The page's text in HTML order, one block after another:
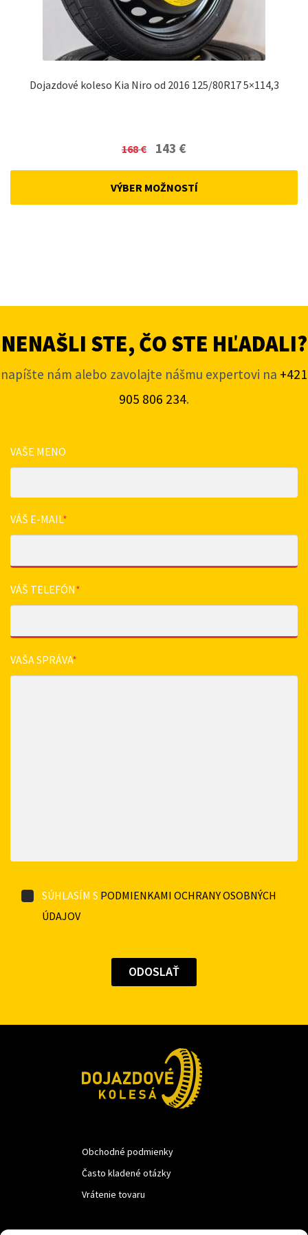
Dojazdové koleso Kia Niro od 2016 125/80R17 5×114,3
168€
Original
was:
143 €Current
VÝBER MOŽNOSTÍ
NENAŠLI STE, ČO STE HĽADALI?
napíšte nám alebo zavolajte nášmu expertovi na +421
905 806 234.
VAŠE MENO
VÁŠ E-MAIL*
VÁŠ TELEFÓN*
VAŠA SPRÁVA*
SÚHLASÍM S PODMIENKAMI OCHRANY OSOBNÝCH
ÚDAJOV
Obchodné podmienky
Často kladené otázky
Vrátenie tovaru